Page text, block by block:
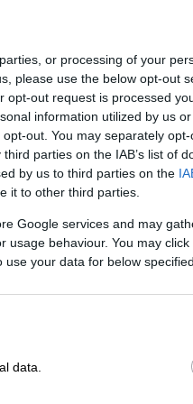
or processing of your
please use the below opt-out
opt-out request is processed
information utilized by us
out. You may separately
parties on the IAB’s list of
by us to third parties on the
it to other third parties.
Google services and may
usage behaviour. You may
your data for below
data.
Αποδόθηκε